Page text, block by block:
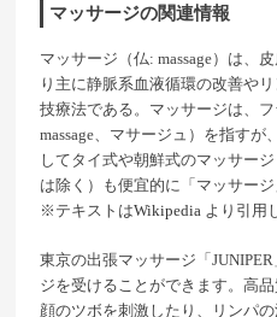
マッサージの関連情報
マッサージ（仏: massage）は、
り主に静脈系血液循環の改善や
技療法である。マッサージは、
massage、マサージュ）を指すが
してタイ式や朝鮮式のマッサー
は除く）も便宜的に「マッサージ
※テキストはWikipedia より引用
東京の出張マッサージ「
ジを受けることができます。高
顔のツボを刺激したり、リンパ